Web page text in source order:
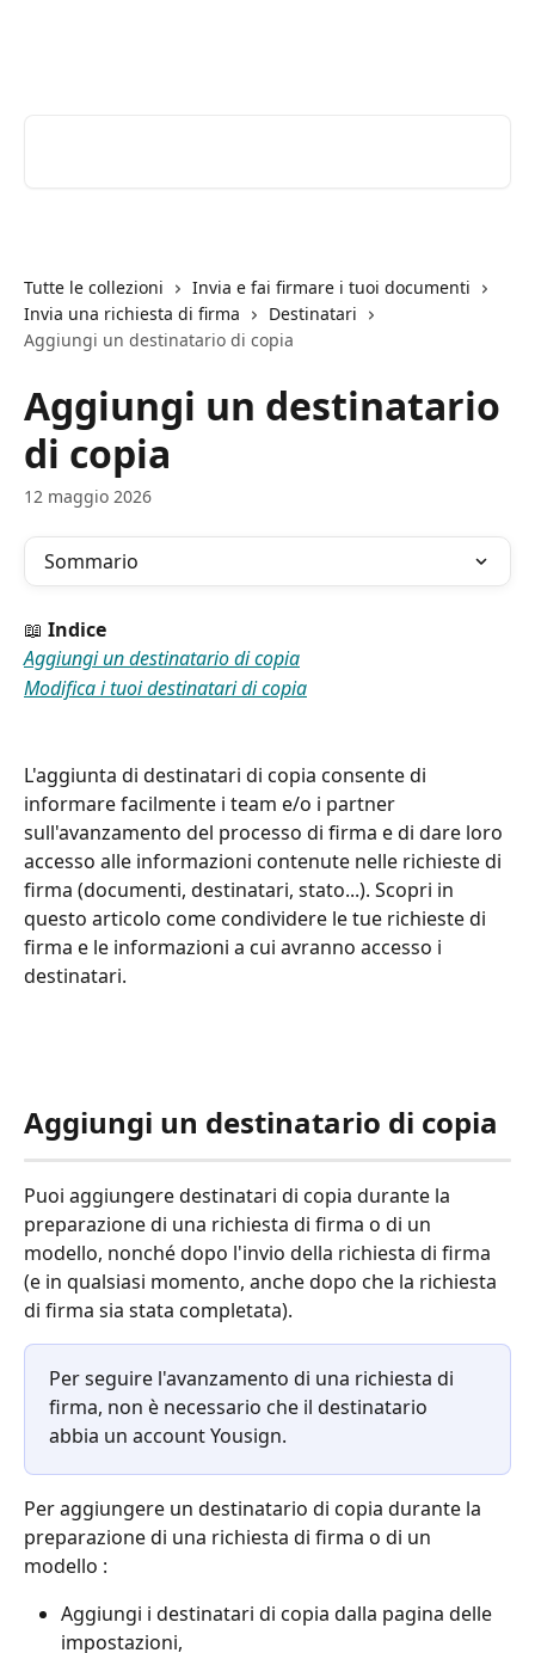
Tutte le collezioni
Invia e fai firmare i tuoi documenti
Invia una richiesta di firma
Destinatari
Aggiungi un destinatario di copia
Aggiungi un destinatario
di copia
12 maggio 2026
Sommario
📖 Indice
Aggiungi un destinatario di copia
Modifica i tuoi destinatari di copia
L'aggiunta di destinatari di copia consente di
informare facilmente i team e/o i partner
sull'avanzamento del processo di firma e di dare loro
accesso alle informazioni contenute nelle richieste di
firma (documenti, destinatari, stato...). Scopri in
questo articolo come condividere le tue richieste di
firma e le informazioni a cui avranno accesso i
destinatari.
Aggiungi un destinatario di copia
Puoi aggiungere destinatari di copia durante la
preparazione di una richiesta di firma o di un
modello, nonché dopo l'invio della richiesta di firma
(e in qualsiasi momento, anche dopo che la richiesta
di firma sia stata completata).
Per seguire l'avanzamento di una richiesta di
firma, non è necessario che il destinatario
abbia un account Yousign.
Per aggiungere un destinatario di copia durante la
preparazione di una richiesta di firma o di un
modello :
Aggiungi i destinatari di copia dalla pagina delle
impostazioni,